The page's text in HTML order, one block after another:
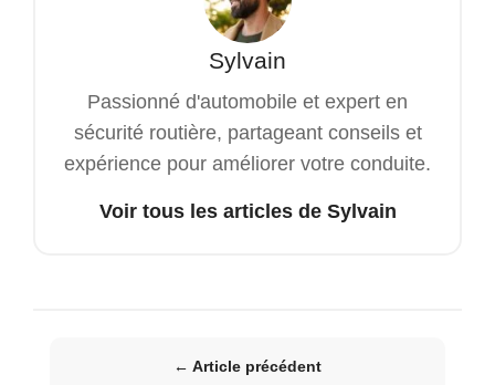
Sylvain
Passionné d'automobile et expert en
sécurité routière, partageant conseils et
expérience pour améliorer votre conduite.
Voir tous les articles de Sylvain
← Article précédent